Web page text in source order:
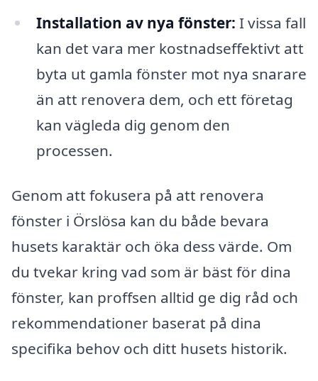
Installation av nya fönster: I vissa fall
kan det vara mer kostnadseffektivt att
byta ut gamla fönster mot nya snarare
än att renovera dem, och ett företag
kan vägleda dig genom den
processen.
Genom att fokusera på att renovera
fönster i Örslösa kan du både bevara
husets karaktär och öka dess värde. Om
du tvekar kring vad som är bäst för dina
fönster, kan proffsen alltid ge dig råd och
rekommendationer baserat på dina
specifika behov och ditt husets historik.